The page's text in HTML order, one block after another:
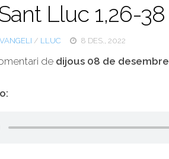
Lluc 1,26-38
/ LLUC 8 DES., 2022
de dijous 08 de desembre